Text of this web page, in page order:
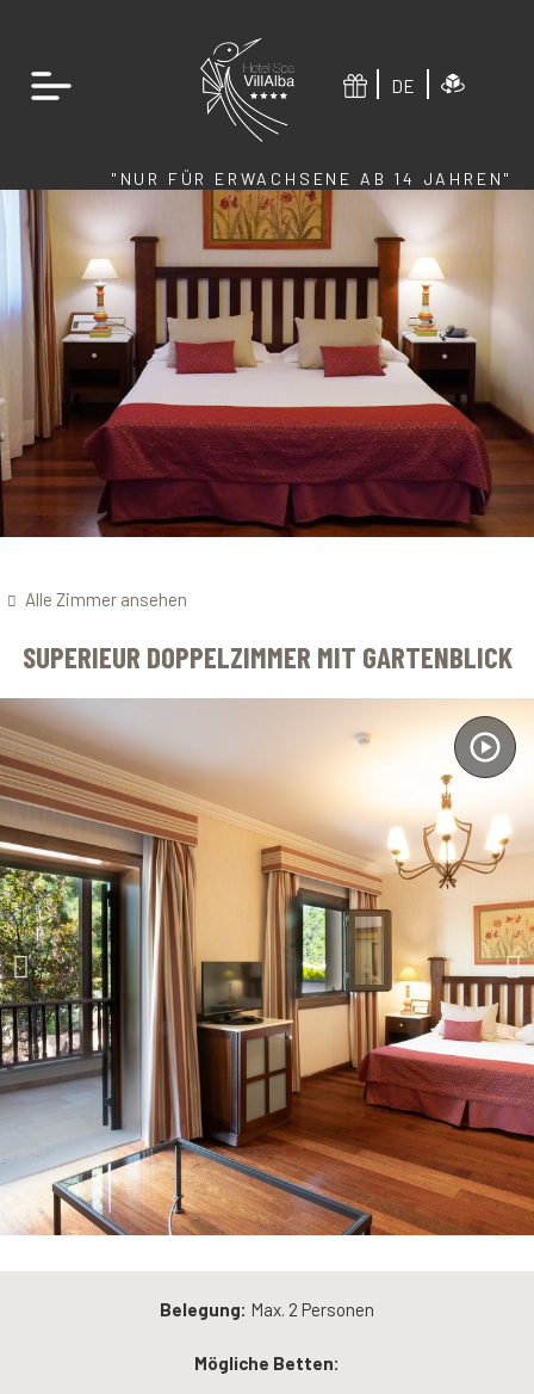
DE
"NUR FÜR ERWACHSENE AB 14 JAHREN"
Alle Zimmer ansehen
SUPERIEUR DOPPELZIMMER MIT GARTENBLICK
Belegung: Max. 2 Personen
Mögliche Betten: